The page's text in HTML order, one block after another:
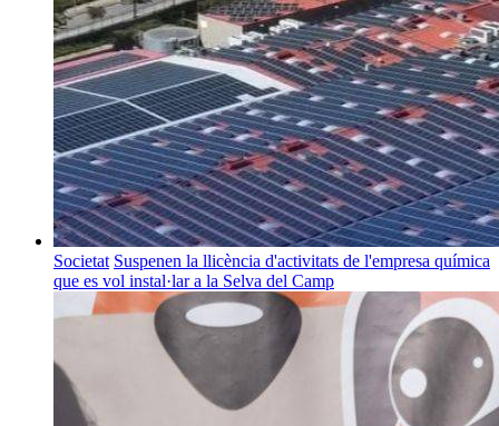
Societat Suspenen la llicència d'activitats de l'empresa química
que es vol instal·lar a la Selva del Camp